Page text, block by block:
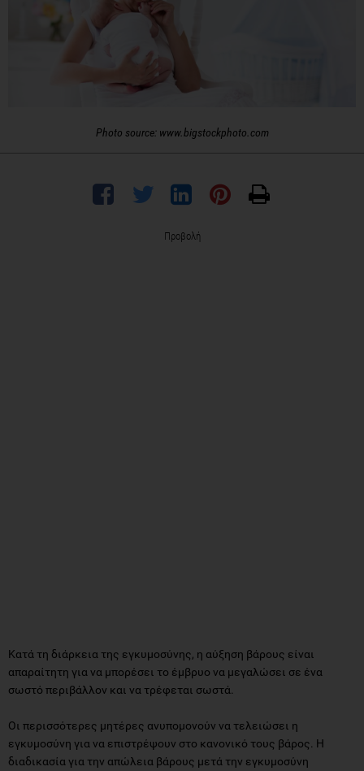
Photo source: www.bigstockphoto.com
Προβολή
Κατά τη διάρκεια της εγκυμοσύνης, η αύξηση βάρους είναι
απαραίτητη για να μπορέσει το έμβρυο να μεγαλώσει σε ένα
σωστό περιβάλλον και να τρέφεται σωστά.
Οι περισσότερες μητέρες ανυπομονούν να τελειώσει η
εγκυμοσύνη για να επιστρέψουν στο κανονικό τους βάρος. Η
διαδικασία για την απώλεια βάρους μετά την εγκυμοσύνη